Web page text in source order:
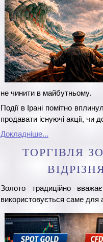
не чинити в майбутньому.
Події в Ірані помітно
продавати існуючі акції, чи
Докладніше...
ТОРГІВЛЯ
Золото традиційно
використовується саме для